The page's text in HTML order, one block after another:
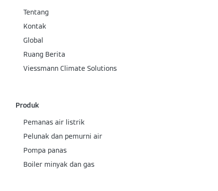
Tentang
Kontak
Global
Ruang Berita
Viessmann Climate Solutions
Produk
Pemanas air listrik
Pelunak dan pemurni air
Pompa panas
Boiler minyak dan gas